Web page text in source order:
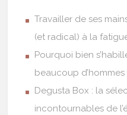
Travailler de ses
(et radical) à la
Pourquoi bien
beaucoup d’hommes
Degusta Box : la
incontournables de